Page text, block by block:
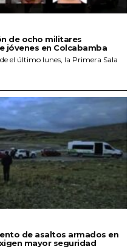
de ocho militares
jóvenes en Colcabamba
el último lunes, la Primera Sala
de asaltos armados en
mayor seguridad